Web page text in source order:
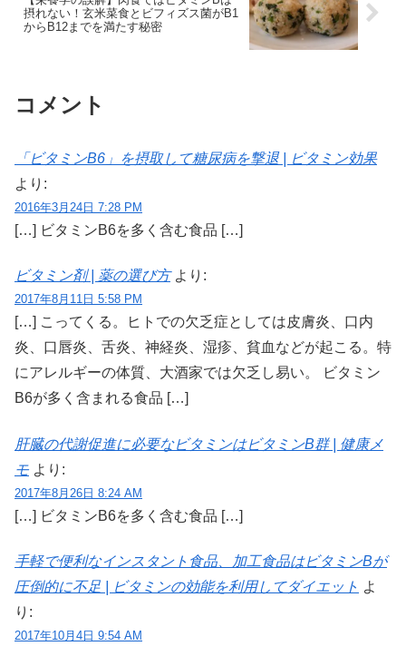
摂れない！玄米菜食とビフィズス菌がB1
からB12までを満たす秘密
コメント
「ビタミンB6」を摂取して糖尿病を撃退 | ビタミン効果
より:
2016年3月24日 7:28 PM
[…] ビタミンB6を多く含む食品 […]
ビタミン剤 | 薬の選び方 より:
2017年8月11日 5:58 PM
[…] こってくる。ヒトでの欠乏症としては皮膚炎、口内
炎、口唇炎、舌炎、神経炎、湿疹、貧血などが起こる。特
にアレルギーの体質、大酒家では欠乏し易い。 ビタミン
B6が多く含まれる食品 […]
肝臓の代謝促進に必要なビタミンはビタミンB群 | 健康メ
モ より:
2017年8月26日 8:24 AM
[…] ビタミンB6を多く含む食品 […]
手軽で便利なインスタント食品、加工食品はビタミンBが
圧倒的に不足 | ビタミンの効能を利用してダイエット よ
り:
2017年10月4日 9:54 AM